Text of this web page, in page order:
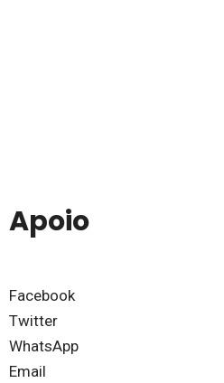
Apoio
Facebook
Twitter
WhatsApp
Email